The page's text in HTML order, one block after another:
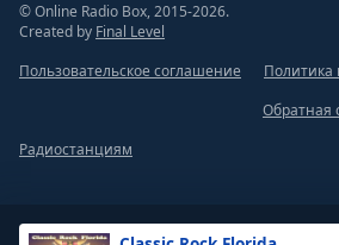
© Online Radio Box, 2015-2026.
Created by Final Level
Пользовательское соглашение
Политика
Обратная
Радиостанциям